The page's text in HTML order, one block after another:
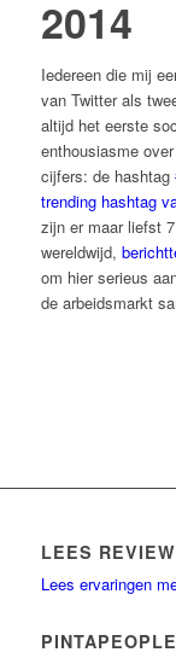
2014
Iedereen die mij
van Twitter als
altijd het eerste
enthousiasme
cijfers: de hashtag
trending hashtag
zijn er maar liefst
wereldwijd,
om hier serieus
de arbeidsmarkt
LEES
Lees ervaringen